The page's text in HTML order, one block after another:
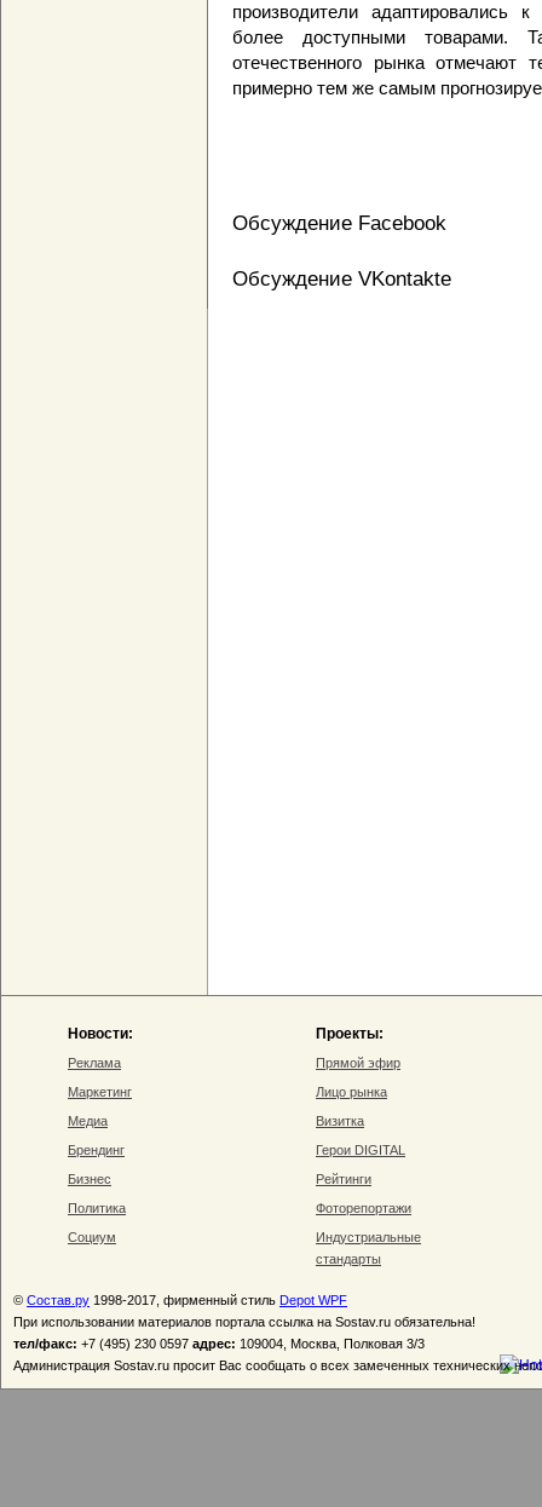
производители адаптировались
более доступными товарами.
отечественного рынка
примерно тем же самым
Обсуждение Facebook
Обсуждение VKontakte
Новости:
Реклама
Маркетинг
Медиа
Брендинг
Бизнес
Политика
Социум
Проекты:
Прямой эфир
Лицо рынка
Визитка
Герои DIGITAL
Рейтинги
Фоторепортажи
Индустриальные
стандарты
© Состав.ру 1998-2017, фирменный стиль Depot WPF
При использовании материалов портала ссылка на Sostav.ru обязательна!
тел/факс: +7 (495) 230 0597 адрес: 109004, Москва, Полковая 3/3
Администрация Sostav.ru просит Вас сообщать о всех замеченных технических